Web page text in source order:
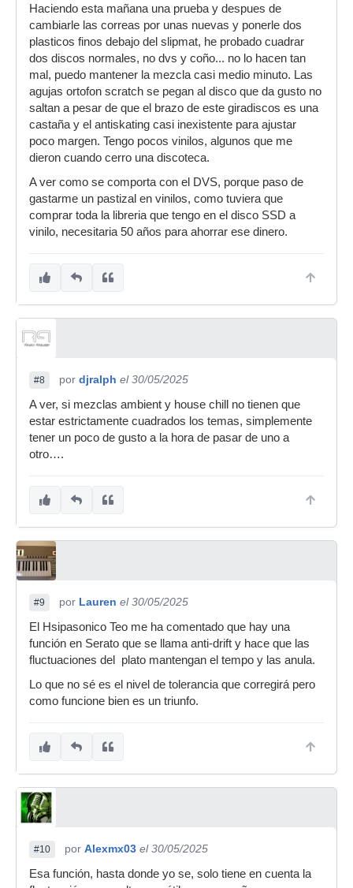
Haciendo esta mañana una prueba y despues de
cambiarle las correas por unas nuevas y ponerle dos
plasticos finos debajo del slipmat, he probado cuadrar
dos discos normales, no dvs y coño... no lo hacen tan
mal, puedo mantener la mezcla casi medio minuto. Las
agujas ortofon scratch se pegan al disco que da gusto no
saltan a pesar de que el brazo de este giradiscos es una
castaña y el antiskating casi inexistente para ajustar
poco margen. Tengo pocos vinilos, algunos que me
dieron cuando cerro una discoteca.
A ver como se comporta con el DVS, porque paso de
gastarme un pastizal en vinilos, como tuviera que
comprar toda la libreria que tengo en el disco SSD a
vinilo, necesitaria 50 años para ahorrar ese dinero.
#8 por djralph el 30/05/2025
A ver, si mezclas ambient y house chill no tienen que
estar estrictamente cuadrados los temas, simplemente
tener un poco de gusto a la hora de pasar de uno a
otro….
#9 por Lauren el 30/05/2025
El Hsipasonico Teo me ha comentado que hay una
función en Serato que se llama anti-drift y hace que las
fluctuaciones del plato mantengan el tempo y las anula.
Lo que no sé es el nivel de tolerancia que corregirá pero
como funcione bien es un triunfo.
#10 por Alexmx03 el 30/05/2025
Esa función, hasta donde yo se, solo tiene en cuenta la